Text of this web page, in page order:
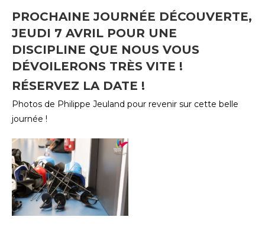
PROCHAINE JOURNÉE DÉCOUVERTE,
JEUDI 7 AVRIL POUR UNE
DISCIPLINE QUE NOUS VOUS
DÉVOILERONS TRÈS VITE !
RÉSERVEZ LA DATE !
Photos de Philippe Jeuland pour revenir sur cette belle
journée !